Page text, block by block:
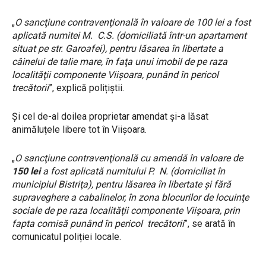
„O sancţiune contravenţională în valoare de 100 lei a fost
aplicată numitei M. C.S. (domiciliată într-un apartament
situat pe str. Garoafei), pentru lăsarea în libertate a
câinelui de talie mare, în faţa unui imobil de pe raza
localităţii componente Viişoara, punând în pericol
trecătorii”, explică polițiștii.
Și cel de-al doilea proprietar amendat și-a lăsat
animăluțele libere tot în Viișoara.
„O sancţiune contravenţională cu amendă în valoare de
150 leia fost aplicată numitului P. N. (domiciliat în
municipiul Bistriţa), pentru lăsarea în libertate şi fără
supraveghere a cabalinelor, în zona blocurilor de locuinţe
sociale de pe raza localităţii componente Viişoara, prin
fapta comisă punând în pericol trecătorii”, se arată în
comunicatul poliției locale.